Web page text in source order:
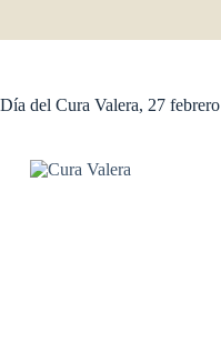
Día del Cura Valera, 27 febrero